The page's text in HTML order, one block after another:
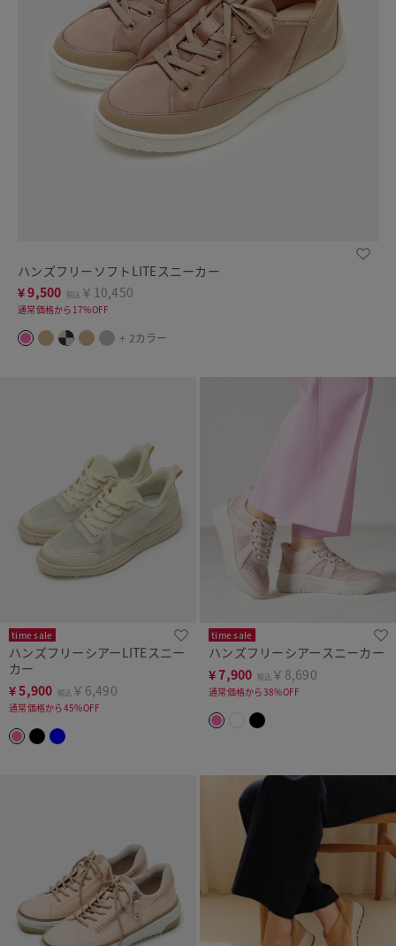
ハンズフリーソフトLITEスニーカー
¥9,500 税込 ￥10,450
通常価格から17%OFF
+ 2カラー
time sale
ハンズフリーシアーLITEスニー
カー
¥5,900 税込 ￥6,490
通常価格から45%OFF
time sale
ハンズフリーシアースニーカー
¥7,900 税込 ￥8,690
通常価格から38%OFF